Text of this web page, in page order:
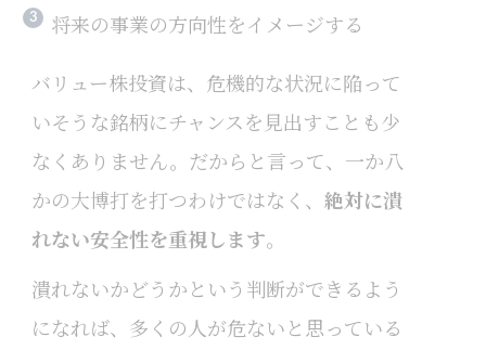
将来の事業の方向性をイメージする
バリュー株投資は、危機的な状況に陥って
いそうな銘柄にチャンスを見出すことも少
なくありません。だからと言って、一か八
かの大博打を打つわけではなく、 絶対に潰
れない安全性を重視します。
潰れないかどうかという判断ができるよう
になれば、多くの人が危ないと思っている